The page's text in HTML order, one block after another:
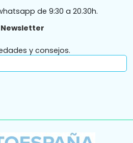
de 9:30 a 20.30h.
y consejos.